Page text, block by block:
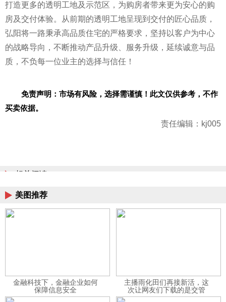
打造更多的透明工地及示范区，为购房者带来更为安心的购
房及交付体验。从前期的透明工地呈现到交付的匠心品质，
弘阳将一路秉承高品质住宅的严格要求，坚持以客户为中心
的战略导向，不断推动产品升级、服务升级，延续诚意与品
质，不负每一位业主的选择与信任！
免责声明：市场有风险，选择需谨慎！此文仅供参考，不作
买卖依据。
责任编辑：kj005
相关阅读
美图推荐
金融科技下，金融企业如何
保障信息安全
主播雨化田们再接新活，这
次让网友们下载的是交管
12123APP